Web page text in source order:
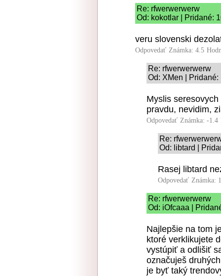
Re: rfwerwerwerw
Od: kokotlar | Pridané:
veru slovenski
Odpovedať Známka: 4.5
Re: rfwerwerwerw
Od: XMen |
Myslis
pravdu, nevidim,
Odpovedať Známka: -1.4
Re:
Od: libtard |
Rasej libtard
Odpovedať Známka:
Re: rfwerwerwerw
Od: iOfcaaa |
Najlepšie na tom
ktoré verklikujete
vystúpiť a odlišiť
označuješ
je byť taký